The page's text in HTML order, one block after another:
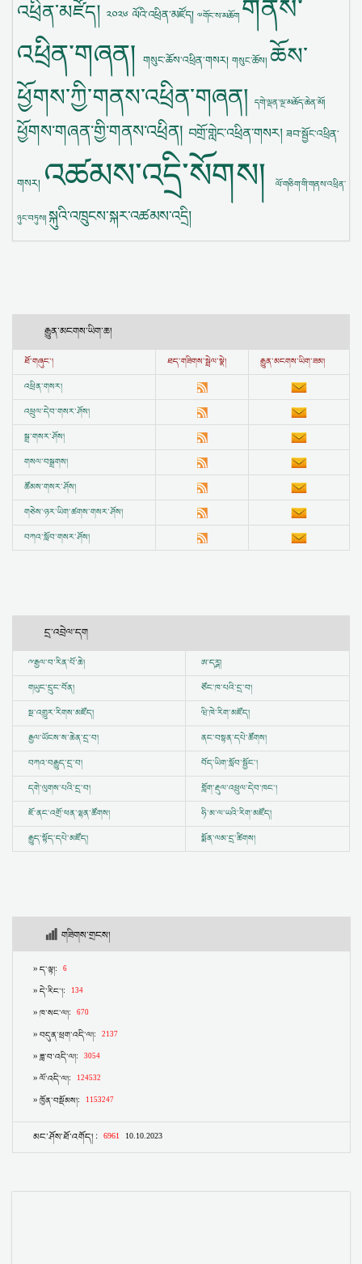
འཕྲིན་མཛོད། ༢༠༢༦ ལོའི་འཕྲིན་མཛོད། ༧གོང་ས་མཆོག གནས་
འཕྲིན་གཞན།
གསུང་ཆོས་འཕྲིན་གསར། གསུང་ཆོས། ཆོས་
ཕྱོགས་ཀྱི་གནས་འཕྲིན་གཞན།
དགེ་ལྡན་ལྔ་མཆོད་ཆེན་མོ།
ཕྱོགས་གཞན་གྱི་གནས་འཕྲིན། བགྲོ་གླེང་འཕྲིན་གསར། ཟབ་སྦྱོང་འཕྲིན་
གསར། འཚམས་འདྲི་སོགས། ལོ་གཅིག་གི་གནས་འཕྲིན་
ཉུང་བཏུས། སྐུའི་འཁྲུངས་སྐར་འཚམས་འདྲི།
རྒྱུན་མངགས་ཡིག་ཆ།
ཐོ་གཞུང་། ཐད་གཟིགས་སྦྲེལ་སྣེ།
རྒྱུན་མངགས་ཡིག་ཟམ།
འཕྲིན་གསར།
འཕྲུལ་དེབ་གསར་ཤོས།
སྒྲ་གསར་ཤོས།
གསལ་བསྒྲགས།
ཚོམས་གསར་ཤོས།
གཅེས་ཉར་ཡིག་ཚགས་གསར་ཤོས།
བཀའ་སློབ་གསར་ཤོས།
དྲ་འབྲེལ་དག
ྋརྒྱལ་བ་རིན་པོ་ཆེ།
ཨ་དཪྴ།
གཡུང་དྲུང་བོན།
ཙོང་ཁ་པའི་དྲ་བ།
སྔ་འགྱུར་རིགས་མཛོད།
ཝི་ཁེ་རིག་མཛོད།
རྒྱལ་ཡོངས་ས་ཆེན་དྲ་བ།
ནང་བསྟན་དཔེ་ཚོགས།
བཀའ་བརྒྱུད་དྲ་བ།
བོད་ཡིག་སློབ་སྦྱོང་།
དགེ་ལུགས་པའི་དྲ་བ།
གློག་རྡུལ་འཕྲུལ་དེབ་ཁང་།
ཇོ་ནང་འགྲོ་ཕན་ལྷན་ཚོགས།
ཧི་མ་ལ་ཡའི་རིག་མཛོད།
རྒྱུད་སྟོད་དཔེ་མཛོད།
སྨོན་ལམ་དྲ་ཚིགས།